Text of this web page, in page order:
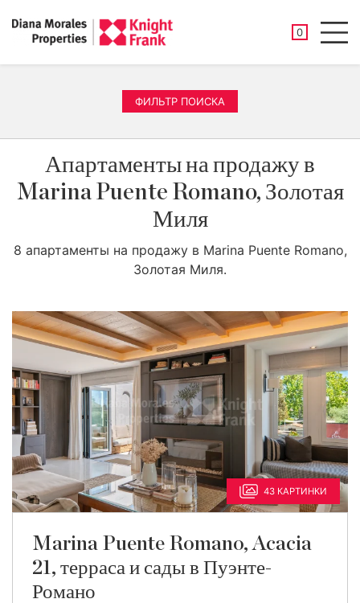
0
ФИЛЬТР ПОИСКА
Апартаменты на продажу в
Marina Puente Romano, Золотая
Миля
8 апартаменты на продажу в Marina Puente Romano,
Золотая Миля.
43 КАРТИНКИ
Marina Puente Romano, Acacia
21, терраса и сады в Пуэнте-
Романо